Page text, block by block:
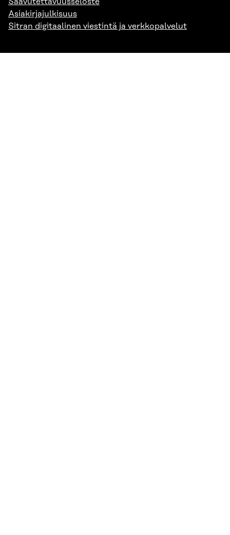
Asiakirjajulkisuus
Sitran digitaalinen viestintä ja verkkopalvelut